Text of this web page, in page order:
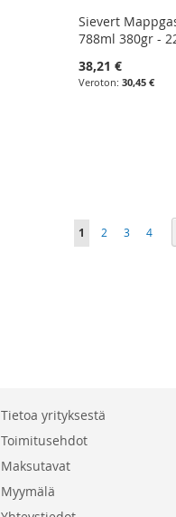
Sievert
788ml 380gr -
38,21 €
30,45 €
Sivu
You're currently
1 Sivu
2 Sivu
3 Sivu
4
Tietoa yrityksestä
Toimitusehdot
Maksutavat
Myymälä